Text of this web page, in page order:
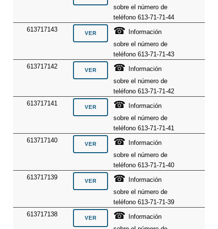
sobre el número de
teléfono 613-71-71-44
613717143
☎ Información
sobre el número de
teléfono 613-71-71-43
613717142
☎ Información
sobre el número de
teléfono 613-71-71-42
613717141
☎ Información
sobre el número de
teléfono 613-71-71-41
613717140
☎ Información
sobre el número de
teléfono 613-71-71-40
613717139
☎ Información
sobre el número de
teléfono 613-71-71-39
613717138
☎ Información